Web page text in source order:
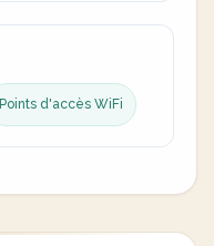
Points d'accès WiFi